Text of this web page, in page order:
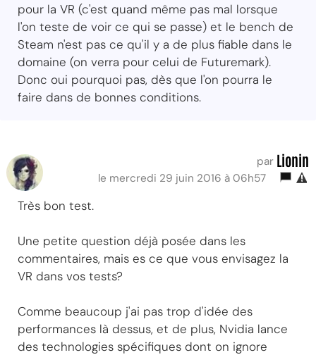
pour la VR (c'est quand même pas mal lorsque
l'on teste de voir ce qui se passe) et le bench de
Steam n'est pas ce qu'il y a de plus fiable dans le
domaine (on verra pour celui de Futuremark).
Donc oui pourquoi pas, dès que l'on pourra le
faire dans de bonnes conditions.
par Lionin
le mercredi 29 juin 2016 à 06h57
Très bon test.
Une petite question déjà posée dans les
commentaires, mais es ce que vous envisagez la
VR dans vos tests?
Comme beaucoup j'ai pas trop d'idée des
performances là dessus, et de plus, Nvidia lance
des technologies spécifiques dont on ignore